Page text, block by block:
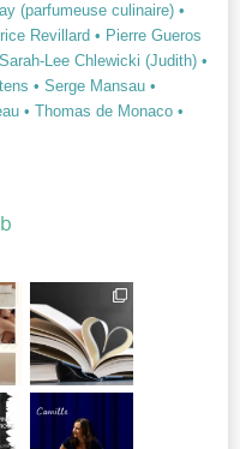
(parfumeuse culinaire) •
Revillard • Pierre Gueros
Lee Chlewicki (Judith) •
• Serge Mansau •
• Thomas de Monaco •